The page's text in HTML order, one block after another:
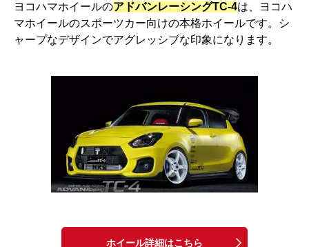
ヨコハマホイールのアドバンレーシングTC-4は、ヨコハ
マホイールのスポーツカー向けの本格ホイールです。シ
ャープなデザインでアグレッシブな印象になります。
ホイール詳細はこちら